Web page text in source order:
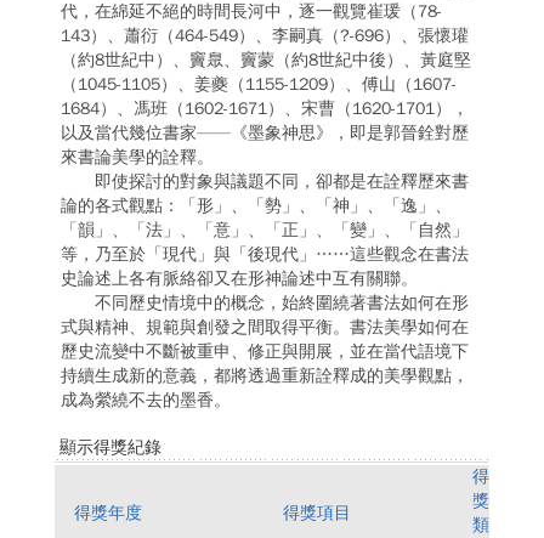
代，在綿延不絕的時間長河中，逐一觀覽崔瑗（78-
143）、蕭衍（464-549）、李嗣真（?-696）、張懷瓘
（約8世紀中）、竇臮、竇蒙（約8世紀中後）、黃庭堅
（1045-1105）、姜夔（1155-1209）、傅山（1607-
1684）、馮班（1602-1671）、宋曹（1620-1701），
以及當代幾位書家——《墨象神思》，即是郭晉銓對歷
來書論美學的詮釋。
即使探討的對象與議題不同，卻都是在詮釋歷來書
論的各式觀點：「形」、「勢」、「神」、「逸」、
「韻」、「法」、「意」、「正」、「變」、「自然」
等，乃至於「現代」與「後現代」……這些觀念在書法
史論述上各有脈絡卻又在形神論述中互有關聯。
不同歷史情境中的概念，始終圍繞著書法如何在形
式與精神、規範與創發之間取得平衡。書法美學如何在
歷史流變中不斷被重申、修正與開展，並在當代語境下
持續生成新的意義，都將透過重新詮釋成的美學觀點，
成為縈繞不去的墨香。
顯示得獎紀錄
得獎年度 得獎項目
得
獎
類